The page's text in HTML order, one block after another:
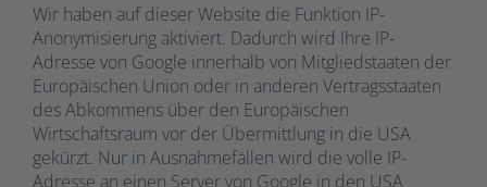
Wir haben auf dieser Website die Funktion IP-
Anonymisierung aktiviert. Dadurch wird Ihre IP-
Adresse von Google innerhalb von Mitgliedstaaten der
Europäischen Union oder in anderen Vertragsstaaten
des Abkommens über den Europäischen
Wirtschaftsraum vor der Übermittlung in die USA
gekürzt. Nur in Ausnahmefällen wird die volle IP-
Adresse an einen Server von Google in den USA